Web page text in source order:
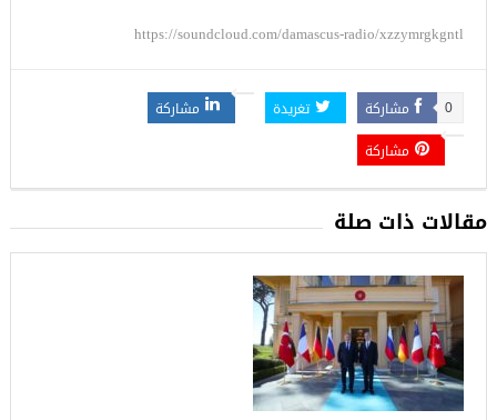
https://soundcloud.com/damascus-radio/xzzymrgkgntl
مشاركة 0 تغريدة
مشاركة
مشاركة
مقالات ذات صلة